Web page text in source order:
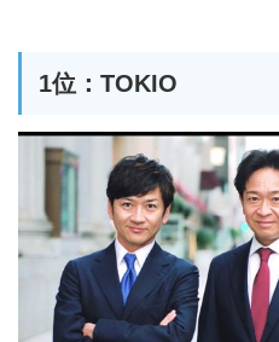
1位：TOKIO